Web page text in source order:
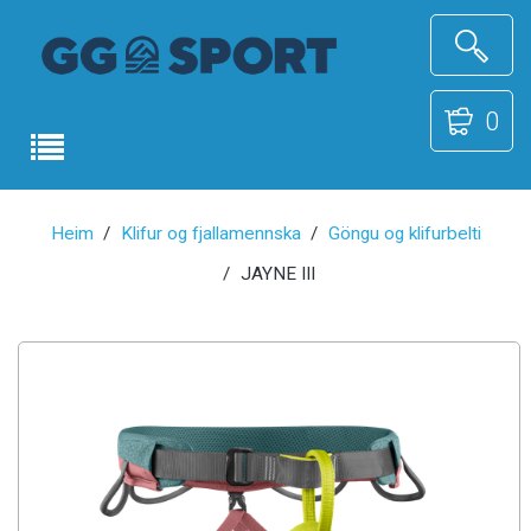
0
Heim Klifur og fjallamennska
Göngu og klifurbelti
JAYNE III